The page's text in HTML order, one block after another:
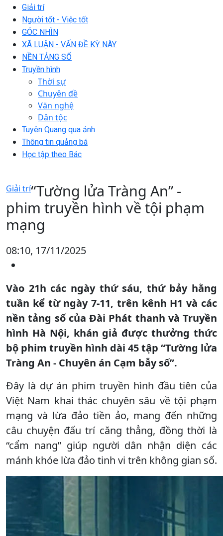
Giải trí
Người tốt - Việc tốt
GÓC NHÌN
XÃ LUẬN - VẤN ĐỀ KỲ NÀY
NỀN TẢNG SỐ
Truyền hình
Thời sự
Chuyên đề
Văn nghệ
Dân tộc
Tuyên Quang qua ảnh
Thông tin quảng bá
Học tập theo Bác
Giải trí“Tường lửa Tràng An” -
phim truyền hình về tội phạm
mạng
08:10, 17/11/2025
Vào 21h các ngày thứ sáu, thứ bảy hằng
tuần kể từ ngày 7-11, trên kênh H1 và các
nền tảng số của Đài Phát thanh và Truyền
hình Hà Nội, khán giả được thưởng thức
bộ phim truyền hình dài 45 tập “Tường lửa
Tràng An - Chuyên án Cạm bẫy số”.
Đây là dự án phim truyền hình đầu tiên của
Việt Nam khai thác chuyên sâu về tội phạm
mạng và lừa đảo tiền ảo, mang đến những
câu chuyện đấu trí căng thẳng, đồng thời là
“cẩm nang” giúp người dân nhận diện các
mánh khóe lừa đảo tinh vi trên không gian số.